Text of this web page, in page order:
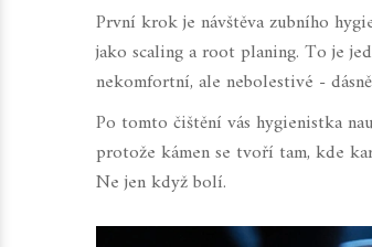
První krok je návštěva zubního
jako scaling a root planing. To je
nekomfortní, ale nebolestivé -
Po tomto čištění vás hygienistka
protože kámen se tvoří tam, kde
Ne jen když bolí.